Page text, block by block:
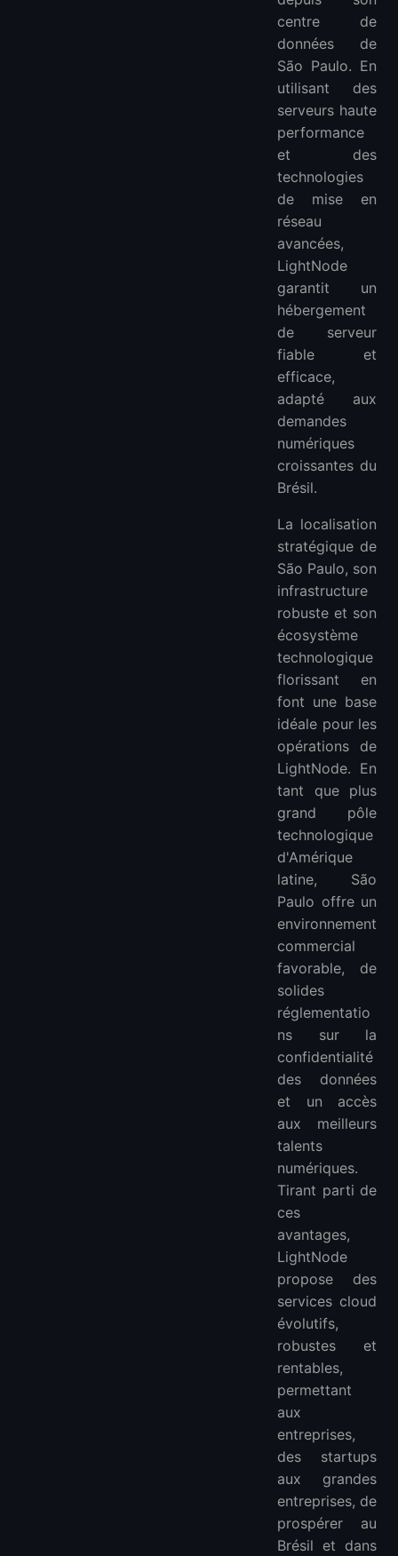
centre de
données de
São Paulo. En
utilisant des
serveurs haute
performance
et des
technologies
de mise en
réseau
avancées,
LightNode
garantit un
hébergement
de serveur
fiable et
efficace,
adapté aux
demandes
numériques
croissantes du
Brésil.
La localisation
stratégique de
São Paulo, son
infrastructure
robuste et son
écosystème
technologique
florissant en
font une base
idéale pour les
opérations de
LightNode. En
tant que plus
grand pôle
technologique
d'Amérique
latine, São
Paulo offre un
environnement
commercial
favorable, de
solides
réglementatio
ns sur la
confidentialité
des données
et un accès
aux meilleurs
talents
numériques.
Tirant parti de
ces
avantages,
LightNode
propose des
services cloud
évolutifs,
robustes et
rentables,
permettant
aux
entreprises,
des startups
aux grandes
entreprises, de
prospérer au
Brésil et dans